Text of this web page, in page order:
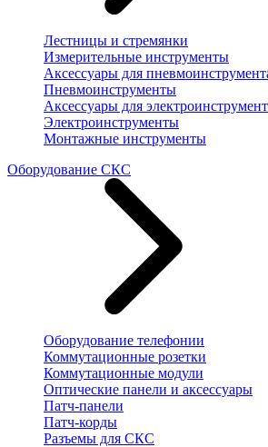
Лестницы и стремянки
Измерительные инструменты
Аксессуары для
Пневмоинструменты
Аксессуары для
Электроинструменты
Монтажные инструменты
Оборудование СКС
Оборудование телефонии
Коммутационные розетки
Коммутационные модули
Оптические панели и аксессуары
Патч-панели
Патч-корды
Разъемы для СКС